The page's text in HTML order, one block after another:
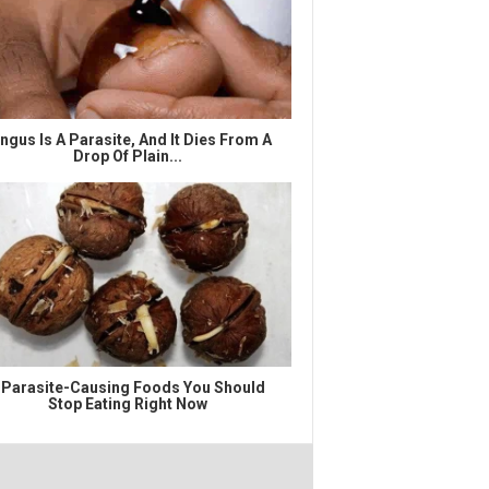
Is A Parasite, And It Dies From A
Drop Of Plain...
Causing Foods You Should
Stop Eating Right Now